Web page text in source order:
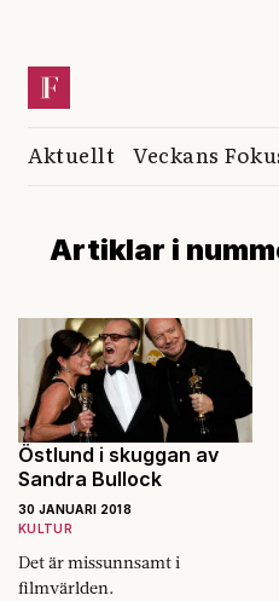
Aktuellt Veckans
Artiklar i
Östlund i skuggan av
Sandra Bullock
30 JANUARI 2018
KULTUR
Det är missunnsamt i
filmvärlden.